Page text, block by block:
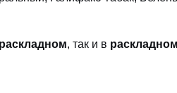
, так и в